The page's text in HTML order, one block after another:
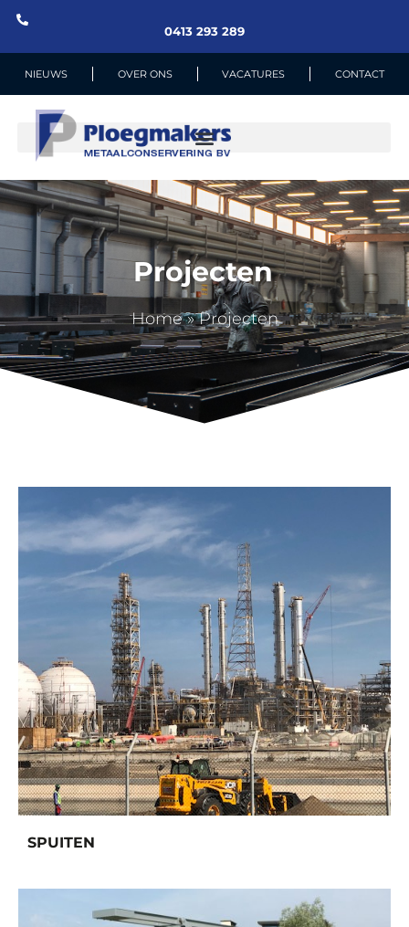
0413 293 289
NIEUWS OVER ONS VACATURES CONTACT
Projecten
Home»Projecten
SPUITEN